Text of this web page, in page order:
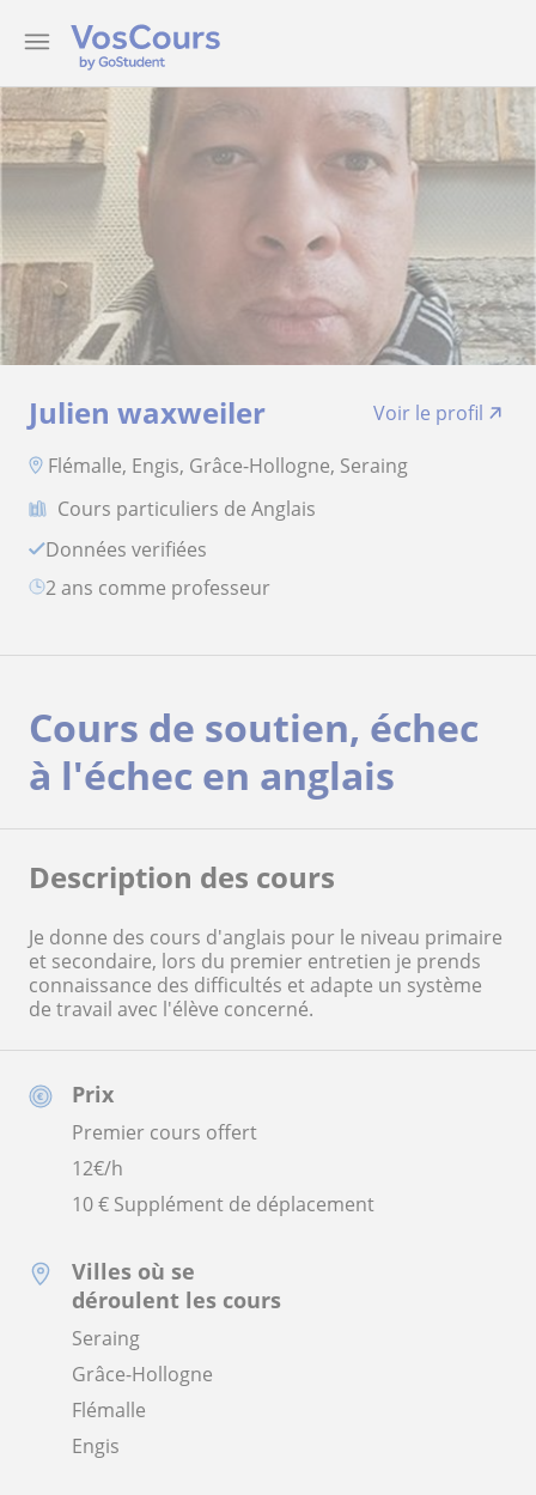
Julien waxweiler
Voir le profil
Flémalle, Engis, Grâce-Hollogne, Seraing
Cours particuliers de Anglais
Données verifiées
2 ans comme professeur
Prix
Premier cours offert
12€/h
10 € Supplément de déplacement
Villes où se
déroulent les cours
Seraing
Grâce-Hollogne
Flémalle
Engis
Cours de soutien, échec
à l'échec en anglais
Description des cours
Je donne des cours d'anglais pour le niveau primaire
et secondaire, lors du premier entretien je prends
connaissance des difficultés et adapte un système
de travail avec l'élève concerné.